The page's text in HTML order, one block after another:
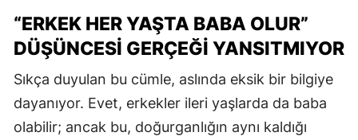
“ERKEK HER YAŞTA BABA OLUR”
DÜŞÜNCESİ GERÇEĞİ YANSITMIYOR
Sıkça duyulan bu cümle, aslında eksik bir bilgiye
dayanıyor. Evet, erkekler ileri yaşlarda da baba
olabilir; ancak bu, doğurganlığın aynı kaldığı